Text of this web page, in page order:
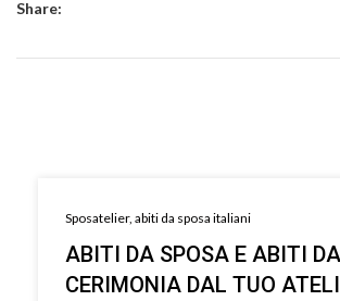
Share:
Sposatelier, abiti da sposa italiani
ABITI DA SPOSA E ABITI DA
CERIMONIA DAL TUO